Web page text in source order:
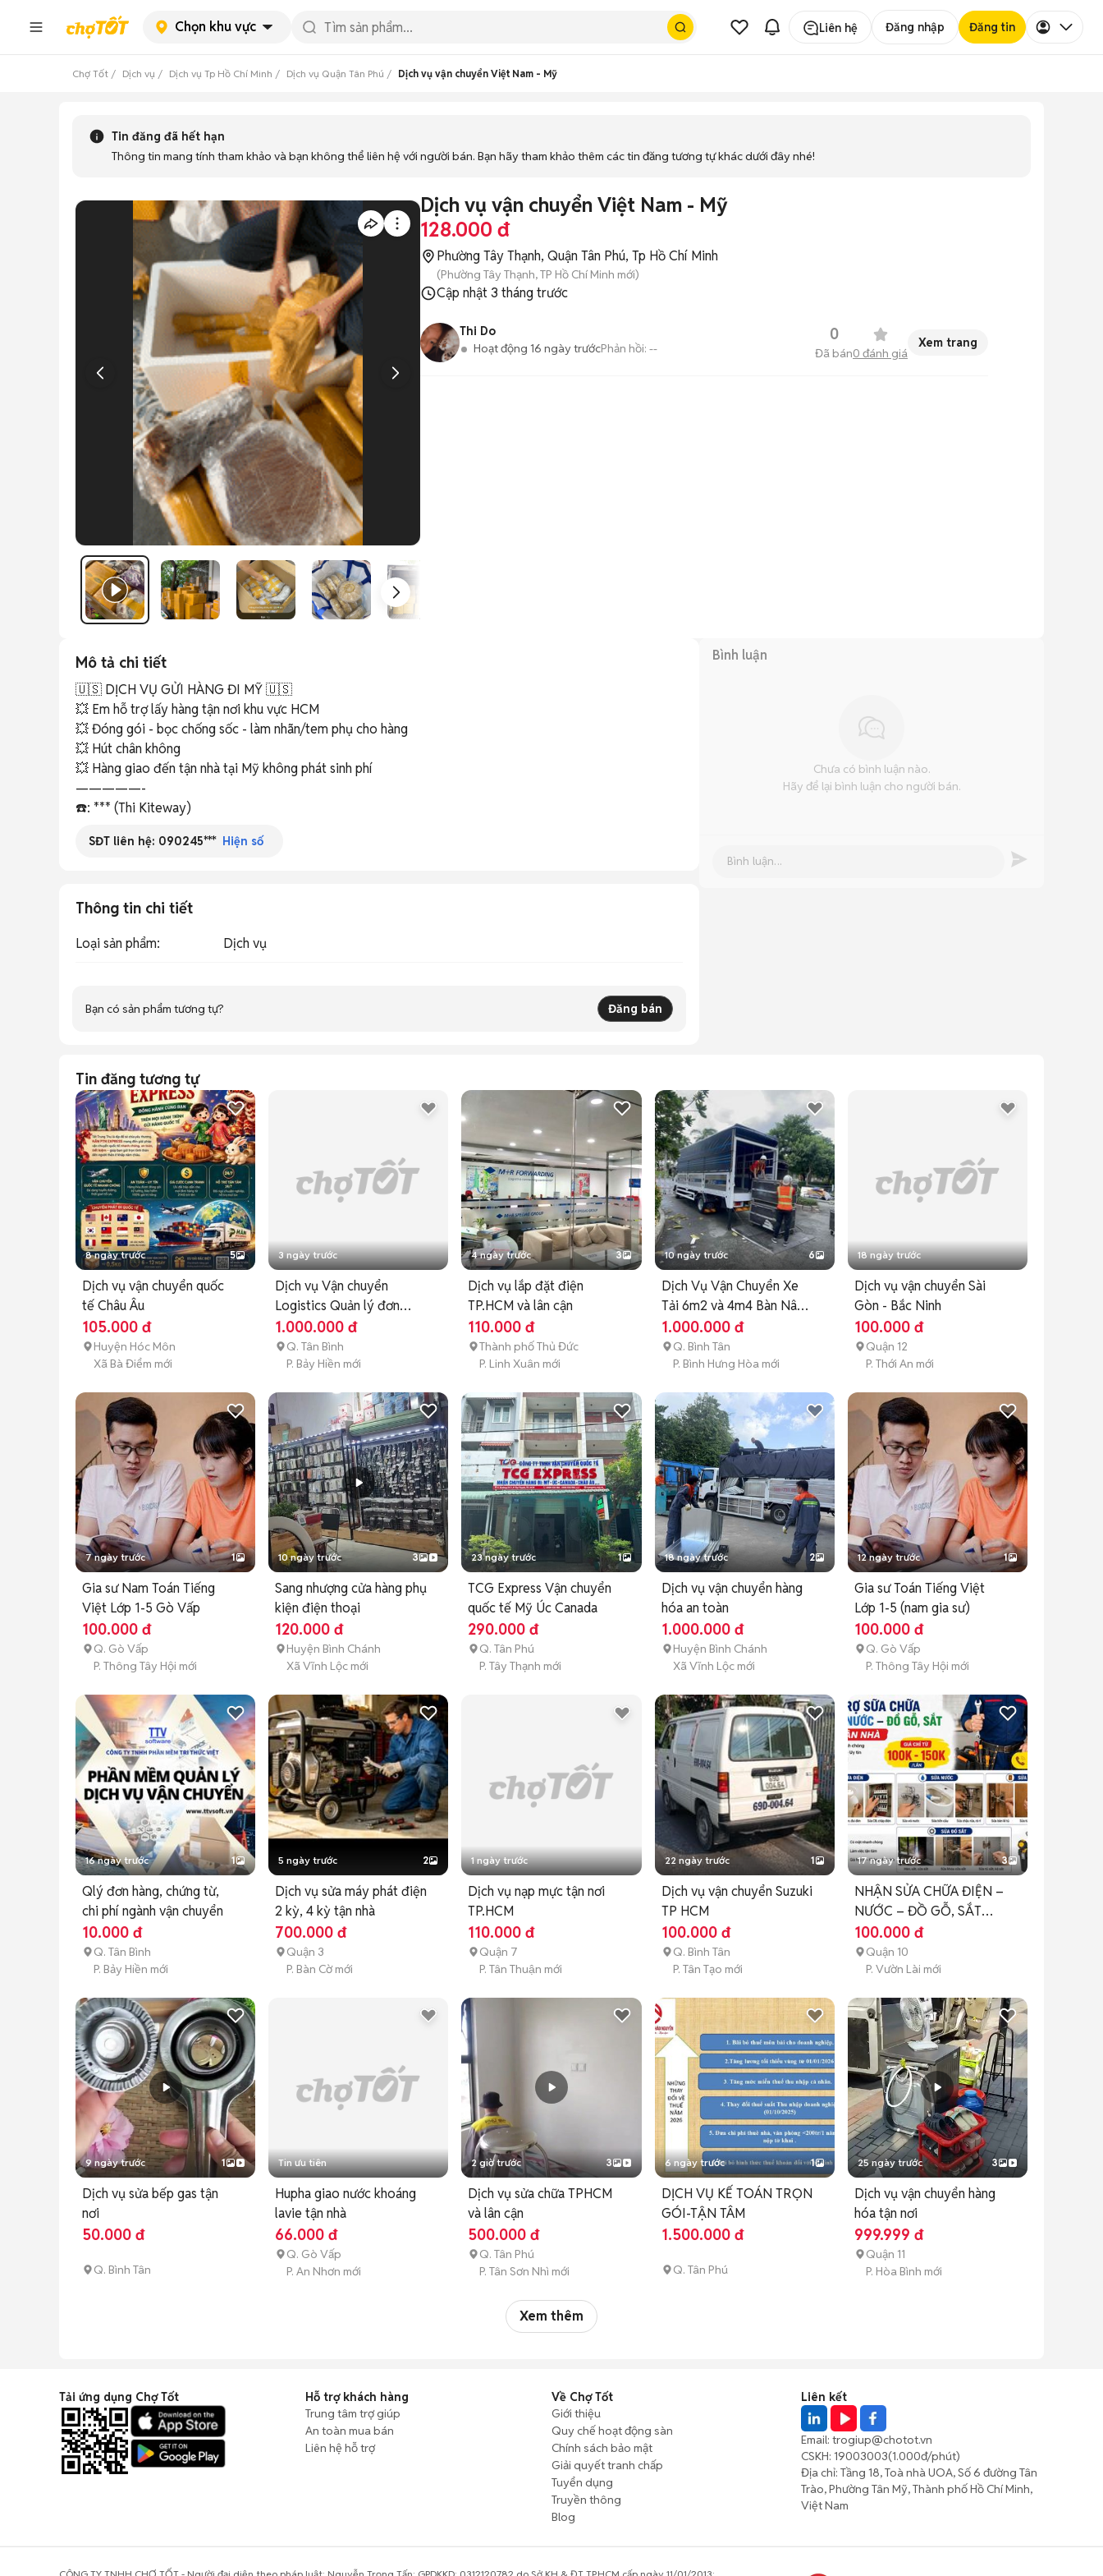
Chọn khu vực Liên hệ Đăng nhập Đăng tin
Chợ Tốt Dịch vụ Dịch vụ Tp Hồ Chí Minh Dịch vụ Quận Tân Phú Dịch vụ vận chuyển Việt Nam - Mỹ
Tin đăng đã hết hạn
Thông tin mang tính tham khảo và bạn không thể liên hệ với người bán. Bạn hãy tham khảo thêm các tin đăng tương tự khác dưới đây nhé!
Dịch vụ vận chuyển Việt Nam - Mỹ
128.000 đ
Phường Tây Thạnh, Quận Tân Phú, Tp Hồ Chí Minh
(Phường Tây Thạnh, TP Hồ Chí Minh mới)
Cập nhật3 tháng trước
Thi Do
Hoạt động 16 ngày trướcPhản hồi: --
0
Đã bán0 đánh giá
Xem trang
Mô tả chi tiết
🇺🇸 DỊCH VỤ GỬI HÀNG ĐI MỸ 🇺🇸
💥 Em hỗ trợ lấy hàng tận nơi khu vực HCM
💥 Đóng gói - bọc chống sốc - làm nhãn/tem phụ cho hàng
💥 Hút chân không
💥 Hàng giao đến tận nhà tại Mỹ không phát sinh phí
—————-
☎️: *** (Thi Kiteway)
SĐT liên hệ: 090245*** Hiện số
Thông tin chi tiết
Loại sản phẩm: Dịch vụ
Bạn có sản phẩm tương tự? Đăng bán
Bình luận
Chưa có bình luận nào.
Hãy để lại bình luận cho người bán.
Tin đăng tương tự
8 ngày trước 5
Dịch vụ vận chuyển quốc
tế Châu Âu
105.000 đ
Huyện Hóc Môn
Xã Bà Điểm mới
3 ngày trước
Dịch vụ Vận chuyển
Logistics Quản lý đơn
hàng
1.000.000 đ
Q. Tân Bình
P. Bảy Hiền mới
4 ngày trước 3
Dịch vụ lắp đặt điện
TP.HCM và lân cận
110.000 đ
Thành phố Thủ Đức
P. Linh Xuân mới
10 ngày trước 6
Dịch Vụ Vận Chuyển Xe
Tải 6m2 và 4m4 Bàn Nâng
Hạ
1.000.000 đ
Q. Bình Tân
P. Bình Hưng Hòa mới
18 ngày trước
Dịch vụ vận chuyển Sài
Gòn - Bắc Ninh
100.000 đ
Quận 12
P. Thới An mới
7 ngày trước 1
Gia sư Nam Toán Tiếng
Việt Lớp 1-5 Gò Vấp
100.000 đ
Q. Gò Vấp
P. Thông Tây Hội mới
10 ngày trước 3
Sang nhượng cửa hàng phụ
kiện điện thoại
120.000 đ
Huyện Bình Chánh
Xã Vĩnh Lộc mới
23 ngày trước 1
TCG Express Vận chuyển
quốc tế Mỹ Úc Canada
290.000 đ
Q. Tân Phú
P. Tây Thạnh mới
18 ngày trước 2
Dịch vụ vận chuyển hàng
hóa an toàn
1.000.000 đ
Huyện Bình Chánh
Xã Vĩnh Lộc mới
12 ngày trước 1
Gia sư Toán Tiếng Việt
Lớp 1-5 (nam gia sư)
100.000 đ
Q. Gò Vấp
P. Thông Tây Hội mới
16 ngày trước 1
Qlý đơn hàng, chứng từ,
chi phí ngành vận chuyển
10.000 đ
Q. Tân Bình
P. Bảy Hiền mới
5 ngày trước 2
Dịch vụ sửa máy phát điện
2 kỳ, 4 kỳ tận nhà
700.000 đ
Quận 3
P. Bàn Cờ mới
1 ngày trước
Dịch vụ nạp mực tận nơi
TP.HCM
110.000 đ
Quận 7
P. Tân Thuận mới
22 ngày trước 1
Dịch vụ vận chuyển Suzuki
TP HCM
100.000 đ
Q. Bình Tân
P. Tân Tạo mới
17 ngày trước 3
NHẬN SỬA CHỮA ĐIỆN –
NƯỚC – ĐỒ GỖ, SẮT
TẬN NHÀ 🔧
100.000 đ
Quận 10
P. Vườn Lài mới
9 ngày trước 1
Dịch vụ sửa bếp gas tận
nơi
50.000 đ
Q. Bình Tân
Tin ưu tiên
Hupha giao nước khoáng
lavie tận nhà
66.000 đ
Q. Gò Vấp
P. An Nhơn mới
2 giờ trước 3
Dịch vụ sửa chữa TPHCM
và lân cận
500.000 đ
Q. Tân Phú
P. Tân Sơn Nhì mới
6 ngày trước 1
DỊCH VỤ KẾ TOÁN TRỌN
GÓI-TẬN TÂM
1.500.000 đ
Q. Tân Phú
25 ngày trước 3
Dịch vụ vận chuyển hàng
hóa tận nơi
999.999 đ
Quận 11
P. Hòa Bình mới
Xem thêm
Tải ứng dụng Chợ Tốt
Hỗ trợ khách hàng
Trung tâm trợ giúp
An toàn mua bán
Liên hệ hỗ trợ
Về Chợ Tốt
Giới thiệu
Quy chế hoạt động sàn
Chính sách bảo mật
Giải quyết tranh chấp
Tuyển dụng
Truyền thông
Blog
Liên kết
Email: trogiup@chotot.vn
CSKH: 19003003(1.000đ/phút)
Địa chỉ: Tầng 18, Toà nhà UOA, Số 6 đường Tân
Trào, Phường Tân Mỹ, Thành phố Hồ Chí Minh,
Việt Nam